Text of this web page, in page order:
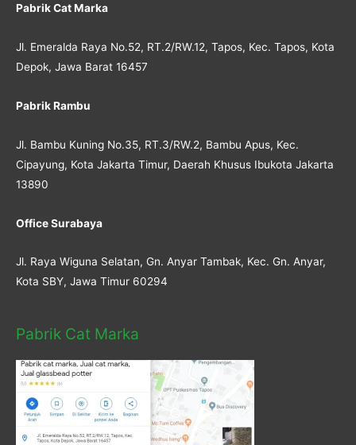
Pabrik Cat Marka
Jl. Emeralda Raya No.52, RT.2/RW.12, Tapos, Kec. Tapos, Kota
Depok, Jawa Barat 16457
Pabrik Rambu
Jl. Bambu Kuning No.35, RT.3/RW.2, Bambu Apus, Kec.
Cipayung, Kota Jakarta Timur, Daerah Khusus Ibukota Jakarta
13890
Office Surabaya
Jl. Raya Wiguna Selatan, Gn. Anyar Tambak, Kec. Gn. Anyar,
Kota SBY, Jawa Timur 60294
Pabrik Cat Marka